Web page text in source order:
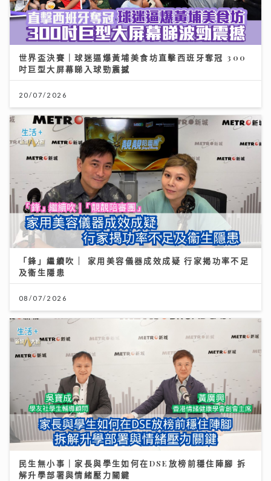
世界盃決賽｜球迷逼爆黃埔美食坊直擊西班牙奪冠 300
吋巨型大屏幕睇入球勁震撼
20/07/2026
「鋒」繼續吹 | 家用美容儀器成效成疑 行家揭功率不足
及衞生隱患
08/07/2026
民生無小事｜家長與學生如何在DSE放榜前穩住陣腳 拆
解升學部署與情緒壓力關鍵